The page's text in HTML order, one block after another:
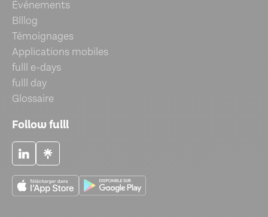
Événements
Blllog
Témoignages
Applications mobiles
fulll e-days
fulll day
Glossaire
Follow fulll